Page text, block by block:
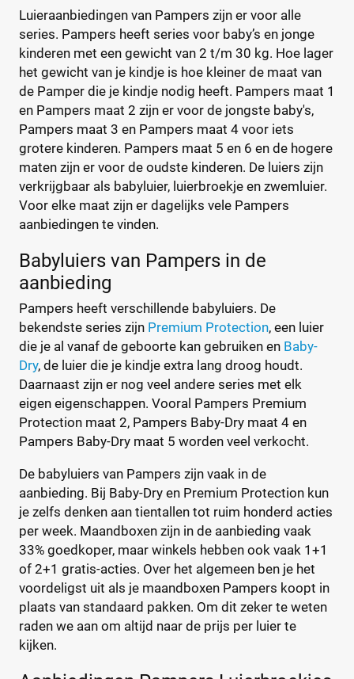
Supermarkt
Albert Heijn
Boon's Markt (8)
Dekamarkt
▼ +9 meer
Webshop
(106)
Amazon (4)
Babydrogist (13)
BigGreenSmile
▼ +9 meer
Luieraanbiedingen van Pampers zijn er voor alle
series. Pampers heeft series voor baby’s en jonge
kinderen met een gewicht van 2 t/m 30 kg. Hoe lager
het gewicht van je kindje is hoe kleiner de maat van
de Pamper die je kindje nodig heeft. Pampers maat 1
en Pampers maat 2 zijn er voor de jongste baby's,
Pampers maat 3 en Pampers maat 4 voor iets
grotere kinderen. Pampers maat 5 en 6 en de hogere
maten zijn er voor de oudste kinderen. De luiers zijn
verkrijgbaar als babyluier, luierbroekje en zwemluier.
Voor elke maat zijn er dagelijks vele Pampers
aanbiedingen te vinden.
Babyluiers van Pampers in de
aanbieding
Pampers heeft verschillende babyluiers. De
bekendste series zijn Premium Protection, een luier
die je al vanaf de geboorte kan gebruiken en Baby-
Dry, de luier die je kindje extra lang droog houdt.
Daarnaast zijn er nog veel andere series met elk
eigen eigenschappen. Vooral Pampers Premium
Protection maat 2, Pampers Baby-Dry maat 4 en
Pampers Baby-Dry maat 5 worden veel verkocht.
De babyluiers van Pampers zijn vaak in de
aanbieding. Bij Baby-Dry en Premium Protection kun
je zelfs denken aan tientallen tot ruim honderd acties
per week. Maandboxen zijn in de aanbieding vaak
33% goedkoper, maar winkels hebben ook vaak 1+1
of 2+1 gratis-acties. Over het algemeen ben je het
voordeligst uit als je maandboxen Pampers koopt in
plaats van standaard pakken. Om dit zeker te weten
raden we aan om altijd naar de prijs per luier te
kijken.